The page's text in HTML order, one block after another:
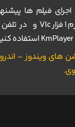
اجرای فیلم ها